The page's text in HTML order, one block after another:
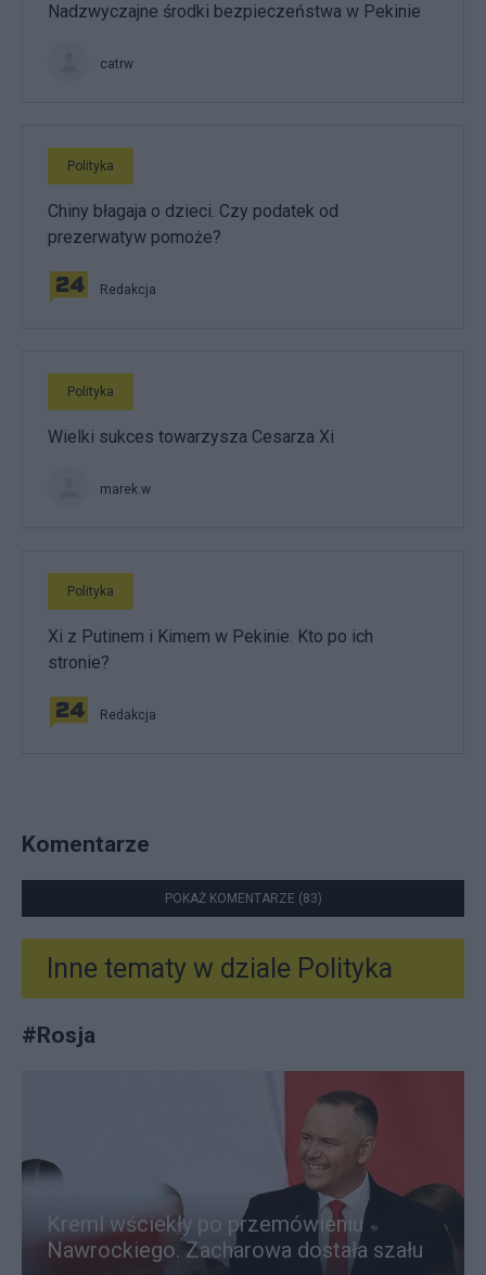
Nadzwyczajne środki bezpieczeństwa w Pekinie
catrw
Polityka
Chiny błagaja o dzieci. Czy podatek od
prezerwatyw pomoże?
Redakcja
Polityka
Wielki sukces towarzysza Cesarza Xi
marek.w
Polityka
Xi z Putinem i Kimem w Pekinie. Kto po ich
stronie?
Redakcja
Komentarze
POKAŻ KOMENTARZE (83)
Inne tematy w dziale Polityka
#Rosja
Kreml wściekły po przemówieniu
Nawrockiego. Zacharowa dostała szału